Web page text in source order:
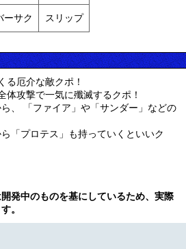
ーサク スリップ
る厄介な敵クポ！
体攻撃で一気に殲滅するクポ！
、 「ファイア」や「サンダー」などの
「プロテス」も持っていくといいク
発中のものを基にしているため、実際
。